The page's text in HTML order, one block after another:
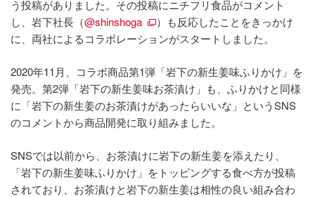
う投稿がありました。その投稿にニチフリ食品がコメント
し、岩下社⻑（@shinshoga
）も反応したことをきっかけ
に、両社によるコラボレーションがスタートしました。
2020年11月、コラボ商品第1弾「岩下の新生姜味ふりかけ」を
発売。第2弾「岩下の新生姜味お茶漬け」も、ふりかけと同様
に「岩下の新生姜のお茶漬けがあったらいいな」というSNS
のコメントから商品開発に取り組みました。
SNSでは以前から、お茶漬けに岩下の新生姜を添えたり、
「岩下の新生姜味ふりかけ」をトッピングする食べ方が投稿
されており、お茶漬けと岩下の新生姜は相性の良い組み合わ